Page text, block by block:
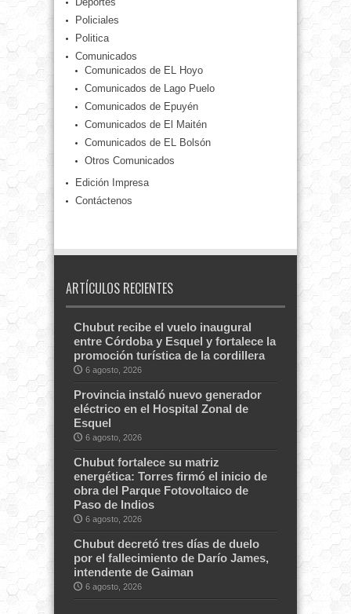
Policiales
Politica
Comunicados
Comunicados de EL Hoyo
Comunicados de Lago Puelo
Comunicados de Epuyén
Comunicados de El Maitén
Comunicados de EL Bolsón
Otros Comunicados
Edición Impresa
Contáctenos
ARTÍCULOS RECIENTES
Chubut recibe el vuelo inaugural
entre Córdoba y Esquel y fortalece la
promoción turística de la cordillera
6 agosto, 2026
Provincia instaló nuevo generador
eléctrico en el Hospital Zonal de
Esquel
6 agosto, 2026
Chubut fortalece su matriz
energética: Torres firmó el inicio de
obra del Parque Fotovoltaico de
Paso de Indios
6 agosto, 2026
Chubut decretó tres días de duelo
por el fallecimiento de Darío James,
intendente de Gaiman
6 agosto, 2026